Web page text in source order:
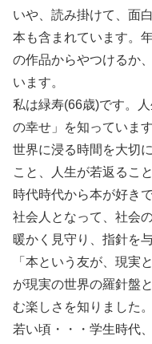
いや、読み掛けて、面
本も含まれています。
の作品からやつけるか
います。
私は緑寿(66歳)です。
の幸せ」を知っていま
世界に浸る時間を大切
こと、人生が若返るこ
時代時代から本が好き
社会人となって、社会
暖かく見守り、指針を
「本という友が、現実
が現実の世界の羅針盤
む楽しさを知りました。
若い頃・・・学生時代